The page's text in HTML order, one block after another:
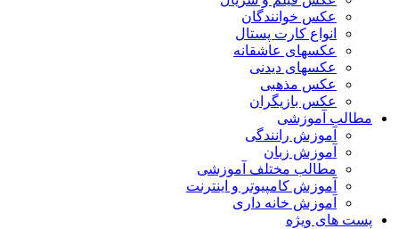
عکس خوانندگان
انواع کارت پستال
عکسهای عاشقانه
عکسهای دیدنی
عکس مذهبی
عکس بازیگران
مطالب آموزشی
آموزش رانندگی
آموزش زبان
مطالب مختلف آموزشی
آموزش کامپیوتر و اینترنت
آموزش خانه داری
پست های ویژه